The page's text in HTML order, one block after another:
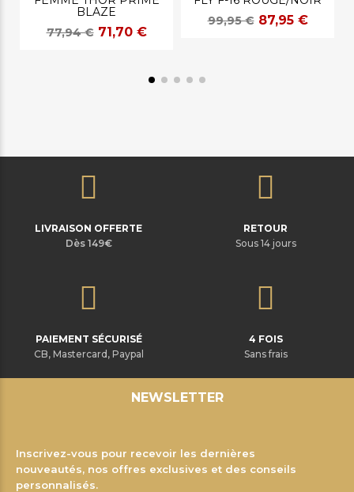
BLAZE
77,94 € 71,70 €
99,95 € 87,95 €
LIVRAISON OFFERTE
Dès 149€
RETOUR
Sous 14 jours
PAIEMENT SÉCURISÉ
CB, Mastercard, Paypal
4 FOIS
Sans frais
NEWSLETTER
Inscrivez-vous pour recevoir les dernières
nouveautés, nos offres exclusives et des conseils
personnalisés.